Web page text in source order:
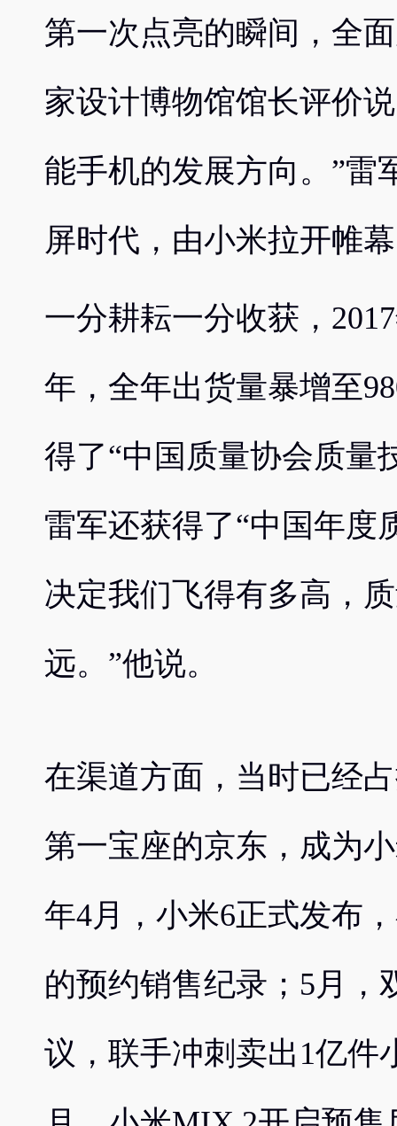
第一次点亮的瞬间，全
家设计博物馆馆长评价
能手机的发展方向。”雷
屏时代，由小米拉开帷
一分耕耘一分收获，
年，全年出货量暴增至
得了“中国质量协会质量
雷军还获得了“中国年度
决定我们飞得有多高，
远。”他说。
在渠道方面，当时已经
第一宝座的京东，成为
年4月，小米6正式发布
的预约销售纪录；5月，
议，联手冲刺卖出1亿件